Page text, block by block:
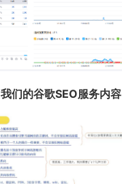
我们的谷歌SEO服务内容